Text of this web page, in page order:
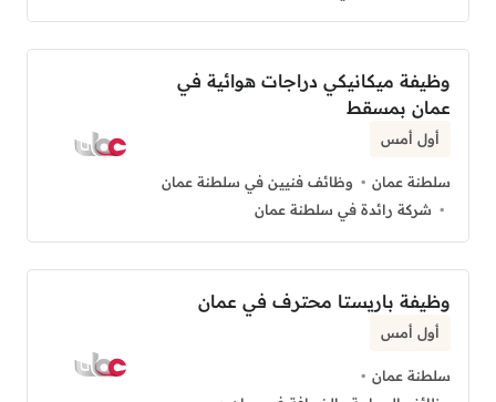
وظيفة ميكانيكي دراجات هوائية في
عمان بمسقط
أول أمس
سلطنة عمان
وظائف فنيين في سلطنة عمان
شركة رائدة في سلطنة عمان
وظيفة باريستا محترف في عمان
أول أمس
سلطنة عمان